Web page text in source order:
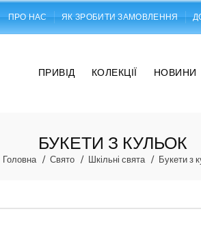
ПРО НАС ЯК ЗРОБИТИ ЗАМОВЛЕННЯ
ПРИВІД КОЛЕКЦІЇ НОВИНИ
БУКЕТИ З КУЛЬОК
Головна Свято Шкільні свята Букети з